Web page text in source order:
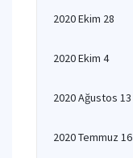
2020 Ekim 28
2020 Ekim 4
2020 Ağustos 13
2020 Temmuz 16